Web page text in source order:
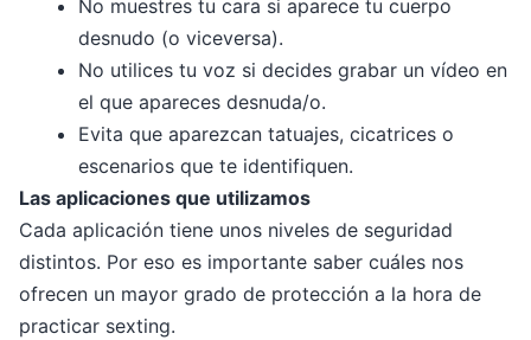
No muestres tu cara si aparece tu cuerpo
desnudo (o viceversa).
No utilices tu voz si decides grabar un vídeo en
el que apareces desnuda/o.
Evita que aparezcan tatuajes, cicatrices o
escenarios que te identifiquen.
Las aplicaciones que utilizamos
Cada aplicación tiene unos niveles de seguridad
distintos. Por eso es importante saber cuáles nos
ofrecen un mayor grado de protección a la hora de
practicar sexting.